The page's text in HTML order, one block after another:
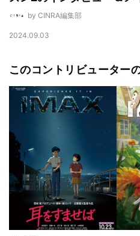
by CINRA編集部
2024.09.03
このコントリビューター